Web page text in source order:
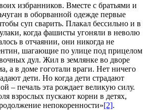
избранников. Вместе с братьями и
в оборванной одежде первые
суп сварить. Плакал бессильно и в
когда фашисты угоняли в неволю
в отчаянии, они никогда не
шагающие по улице под прицелом
дул. Жил в землянке во дворе
а в доме гоготали враги. Нет ничего
дети. Но когда дети страдают
– печаль эта рождает великую силу.
взрослых пускают корни в детях,
непокоренности»[2].